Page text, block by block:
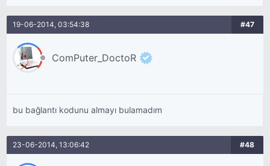
19-06-2014, 03:54:38 #47
ComPuter_DoctoR
bu bağlantı kodunu almayı bulamadım
23-06-2014, 13:06:42 #48